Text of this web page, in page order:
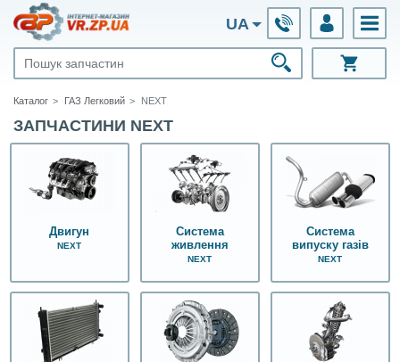
UA
Каталог ГАЗ Легковий NEXT
ЗАПЧАСТИНИ NEXT
Двигун
NEXT
Система
живлення
NEXT
Система
випуску газів
NEXT